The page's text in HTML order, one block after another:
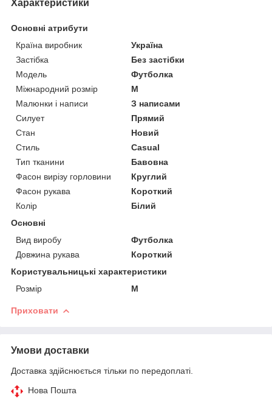
Характеристики
Основні атрибути
Країна виробник
Україна
Застібка
Без застібки
Модель
Футболка
Міжнародний розмір
M
Малюнки і написи
З написами
Силует
Прямий
Стан
Новий
Стиль
Casual
Тип тканини
Бавовна
Фасон вирізу горловини
Круглий
Фасон рукава
Короткий
Колір
Білий
Основні
Вид виробу
Футболка
Довжина рукава
Короткий
Користувальницькі характеристики
Розмір
M
Приховати
Умови доставки
Доставка здійснюється тільки по передоплаті.
Нова Пошта